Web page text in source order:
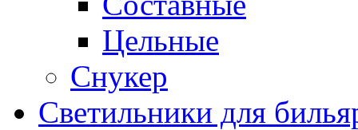
Цельные
Снукер
Светильники для